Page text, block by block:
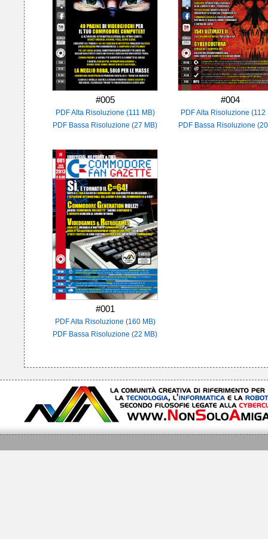
#005
PDF Alta Risoluzione (111 MB)
PDF Bassa Risoluzione (27 MB)
#004
PDF Alta Risoluzione (112
PDF Bassa Risoluzione
#001
PDF Alta Risoluzione (160 MB)
PDF Bassa Risoluzione (22 MB)